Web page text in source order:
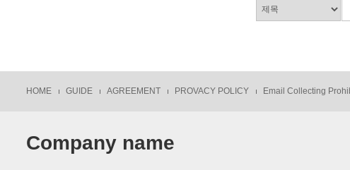
HOME GUIDE AGREEMENT PROVACY POLICY Email Collecting
Company name